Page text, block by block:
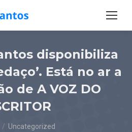
disponibiliza
Está no ar a
de A VOZ DO
Uncategorized